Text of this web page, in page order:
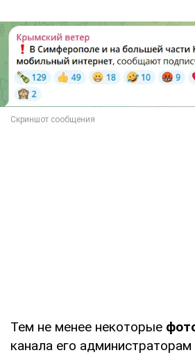
Тем не менее некоторые
канала его администраторам